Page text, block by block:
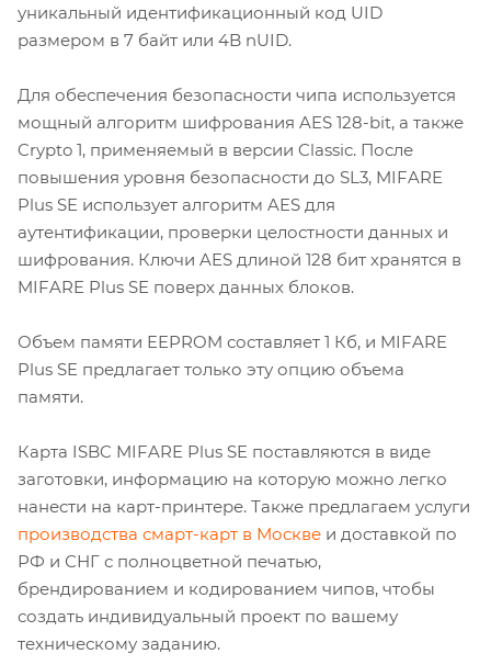
уникальный идентификационный код UID
размером в 7 байт или 4B nUID.
Для обеспечения безопасности чипа используется
мощный алгоритм шифрования AES 128-bit, а также
Crypto 1, применяемый в версии Classic. После
повышения уровня безопасности до SL3, MIFARE
Plus SE использует алгоритм AES для
аутентификации, проверки целостности данных и
шифрования. Ключи AES длиной 128 бит хранятся в
MIFARE Plus SE поверх данных блоков.
Объем памяти EEPROM составляет 1 Кб, и MIFARE
Plus SE предлагает только эту опцию объема
памяти.
Карта ISBC MIFARE Plus SE поставляются в виде
заготовки, информацию на которую можно легко
нанести на карт-принтере. Также предлагаем услуги
производства смарт-карт в Москве и доставкой по
РФ и СНГ с полноцветной печатью,
брендированием и кодированием чипов, чтобы
создать индивидуальный проект по вашему
техническому заданию.